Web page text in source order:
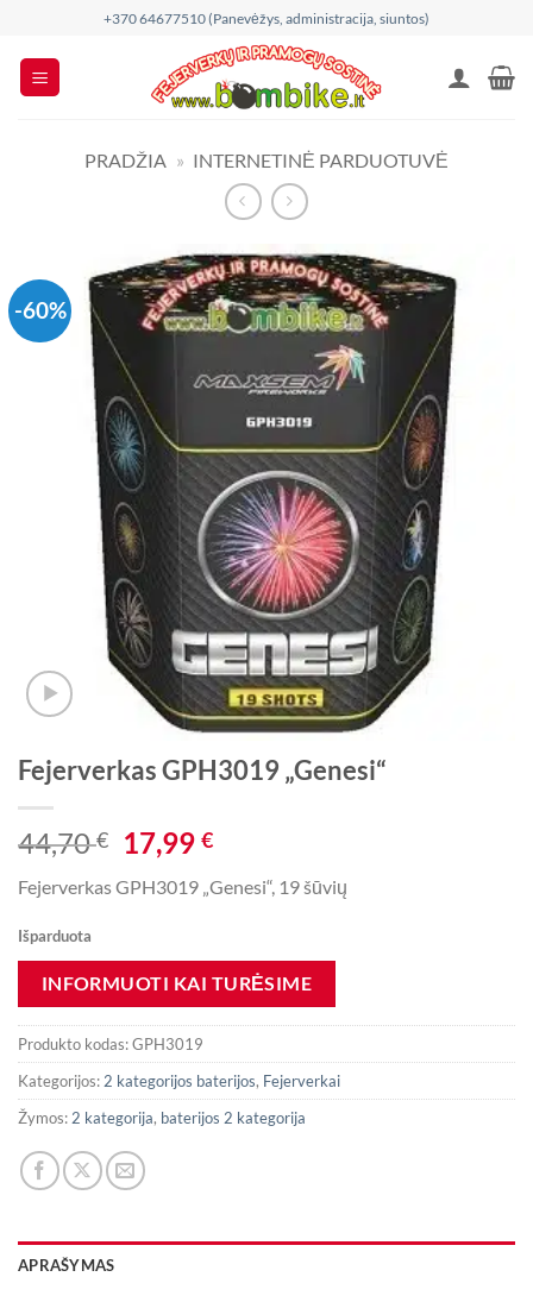
content
+370 64677510 (Panevėžys, administracija, siuntos)
PRADŽIA » INTERNETINĖ PARDUOTUVĖ
-60%
Fejerverkas GPH3019 „Genesi“
44,70€
Original
price
was:
17,99€Current
is:
Fejerverkas GPH3019 „Genesi“, 19 šūvių
Išparduota
Produkto kodas:GPH3019
Kategorijos: 2 kategorijos baterijos, Fejerverkai
Žymos: 2 kategorija, baterijos 2 kategorija
APRAŠYMAS